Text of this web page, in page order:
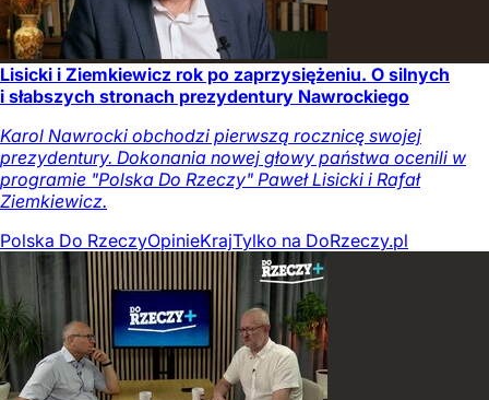
Lisicki i Ziemkiewicz rok po zaprzysiężeniu. O silnych
i słabszych stronach prezydentury Nawrockiego
Karol Nawrocki obchodzi pierwszą rocznicę swojej
prezydentury. Dokonania nowej głowy państwa ocenili w
programie "Polska Do Rzeczy" Paweł Lisicki i Rafał
Ziemkiewicz.
Polska Do RzeczyOpinieKrajTylko na DoRzeczy.pl